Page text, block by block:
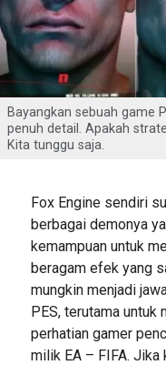
Bayangkan sebuah game
penuh detail. Apakah
Kita tunggu saja.
Fox Engine sendiri
berbagai demonya
kemampuan untuk
beragam efek yang
mungkin menjadi
PES, terutama untuk
perhatian gamer
milik EA – FIFA.